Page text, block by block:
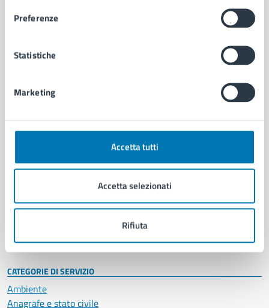
Preferenze
Statistiche
Marketing
Accetta tutti
Accetta selezionati
Rifiuta
Comune di Napoli
AMMINISTRAZIONE
Organi di governo
Enti e fondazioni
Personale amministrativo
Intranet, posta aziendale e protocollo
CATEGORIE DI SERVIZIO
Ambiente
Anagrafe e stato civile